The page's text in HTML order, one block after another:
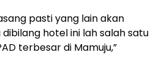
pasti yang lain akan
hotel ini lah salah satu
terbesar di Mamuju,”